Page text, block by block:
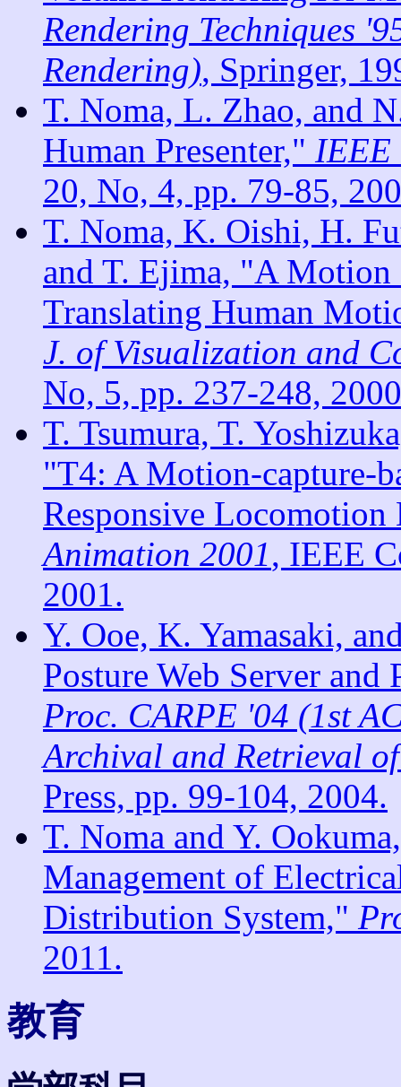
Rendering Techniques
Rendering), Springer,
T. Noma, L. Zhao, and
Human Presenter," IEEE
20, No, 4, pp. 79-85,
T. Noma, K. Oishi, H.
and T. Ejima, "A Motion
Translating Human
J. of Visualization and
No, 5, pp. 237-248,
T. Tsumura, T.
"T4: A Motion-capture-
Responsive
Animation 2001, IEEE
2001.
Y. Ooe, K. Yamasaki,
Posture Web Server
Proc. CARPE '04 (1st
Archival and Retrieval
Press, pp. 99-104, 2004.
T. Noma and Y.
Management of
Distribution System,"
2011.
教育